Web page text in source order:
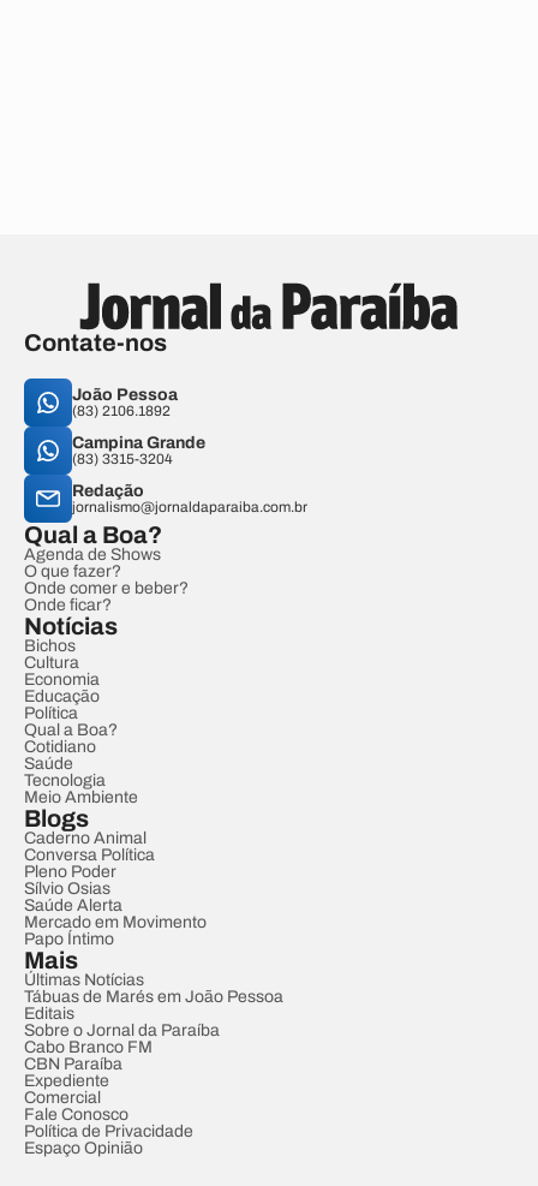
Contate-nos
João Pessoa
(83) 2106.1892
Campina Grande
(83) 3315-3204
Redação
jornalismo@jornaldaparaiba.com.br
Qual a Boa?
Agenda de Shows
O que fazer?
Onde comer e beber?
Onde ficar?
Notícias
Bichos
Cultura
Economia
Educação
Política
Qual a Boa?
Cotidiano
Saúde
Tecnologia
Meio Ambiente
Blogs
Caderno Animal
Conversa Política
Pleno Poder
Sílvio Osias
Saúde Alerta
Mercado em Movimento
Papo Íntimo
Mais
Últimas Notícias
Tábuas de Marés em João Pessoa
Editais
Sobre o Jornal da Paraíba
Cabo Branco FM
CBN Paraíba
Expediente
Comercial
Fale Conosco
Política de Privacidade
Espaço Opinião